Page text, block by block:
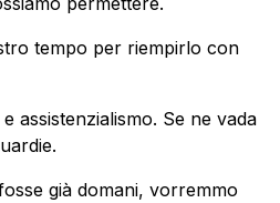
tempo per riempirlo con
assistenzialismo. Se ne vada
già domani, vorremmo